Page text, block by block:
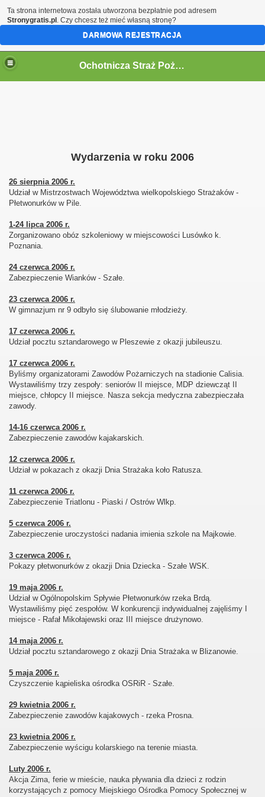
Ochotnicza Straż Pożarna w Kaliszu
Wydarzenia w roku 2006
26 sierpnia 2006 r.
Udział w Mistrzostwach Województwa wielkopolskiego Strażaków -
Płetwonurków w Pile.
1-24 lipca 2006 r.
Zorganizowano obóz szkoleniowy w miejscowości Lusówko k.
Poznania.
24 czerwca 2006 r.
Zabezpieczenie Wianków - Szałe.
23 czerwca 2006 r.
W gimnazjum nr 9 odbyło się ślubowanie młodzieży.
17 czerwca 2006 r.
Udział pocztu sztandarowego w Pleszewie z okazji jubileuszu.
17 czerwca 2006 r.
Byliśmy organizatorami Zawodów Pożarniczych na stadionie Calisia.
Wystawiliśmy trzy zespoły: seniorów II miejsce, MDP dziewcząt II
miejsce, chłopcy II miejsce. Nasza sekcja medyczna zabezpieczała
zawody.
14-16 czerwca 2006 r.
Zabezpieczenie zawodów kajakarskich.
12 czerwca 2006 r.
Udział w pokazach z okazji Dnia Strażaka koło Ratusza.
11 czerwca 2006 r.
Zabezpieczenie Triatlonu - Piaski / Ostrów Wlkp.
5 czerwca 2006 r.
Zabezpieczenie uroczystości nadania imienia szkole na Majkowie.
3 czerwca 2006 r.
Pokazy płetwonurków z okazji Dnia Dziecka - Szałe WSK.
19 maja 2006 r.
Udział w Ogólnopolskim Spływie Płetwonurków rzeka Brdą.
Wystawiliśmy pięć zespołów. W konkurencji indywidualnej zajęliśmy I
miejsce - Rafał Mikołajewski oraz III miejsce drużynowo.
14 maja 2006 r.
Udział pocztu sztandarowego z okazji Dnia Strażaka w Blizanowie.
5 maja 2006 r.
Czyszczenie kąpieliska ośrodka OSRiR - Szałe.
29 kwietnia 2006 r.
Zabezpieczenie zawodów kajakowych - rzeka Prosna.
23 kwietnia 2006 r.
Zabezpieczenie wyścigu kolarskiego na terenie miasta.
Luty 2006 r.
Akcja Zima, ferie w mieście, nauka pływania dla dzieci z rodzin
korzystających z pomocy Miejskiego Ośrodka Pomocy Społecznej w
Ta strona internetowa została utworzona bezpłatnie pod adresem
Stronygratis.pl . Czy chcesz też mieć własną stronę?
DARMOWA REJESTRACJA